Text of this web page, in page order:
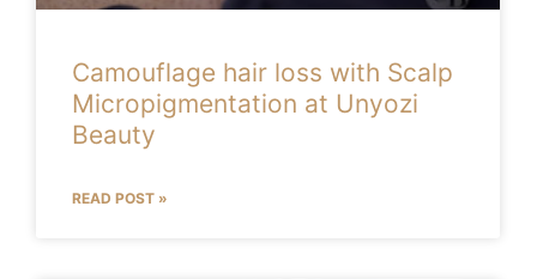
Camouflage hair loss with Scalp
Micropigmentation at Unyozi
Beauty
READ POST »